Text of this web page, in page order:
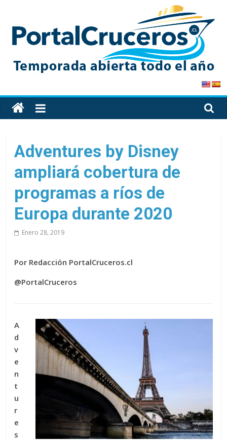
content
PortalCruceros
Toda
la
cruceros
en
un
solo
sitio
Adventures by Disney
ampliará cobertura de
programas a ríos de
Europa durante 2020
Enero 28, 2019
Por Redacción PortalCruceros.cl
@PortalCruceros
A
d
v
e
n
t
u
r
e
s